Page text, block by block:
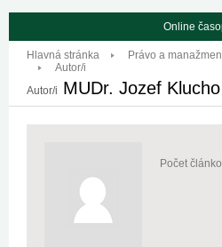
Online
Hlavná stránka
Právo a
Autor/i
Autor/i MUDr. Jozef Klucho
Počet